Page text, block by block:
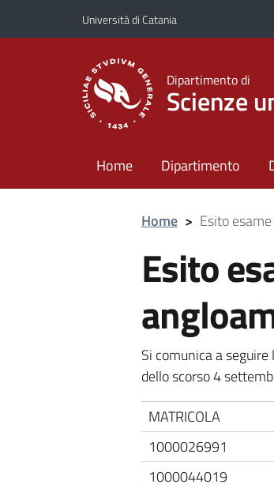
Vai al contenuto principale
Vai al menu di navigazione
Università di Catania
Dipartimento di
Scienze
Home Dipartimento
Home > Esito
Esito
Si comunica a
dello scorso 4
MATRICOLA
1000026991
1000044019